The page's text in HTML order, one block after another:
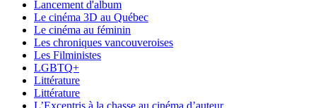
Lancement d'album
Le cinéma 3D au Québec
Le cinéma au féminin
Les chroniques vancouveroises
Les Filministes
LGBTQ+
Littérature
Littérature